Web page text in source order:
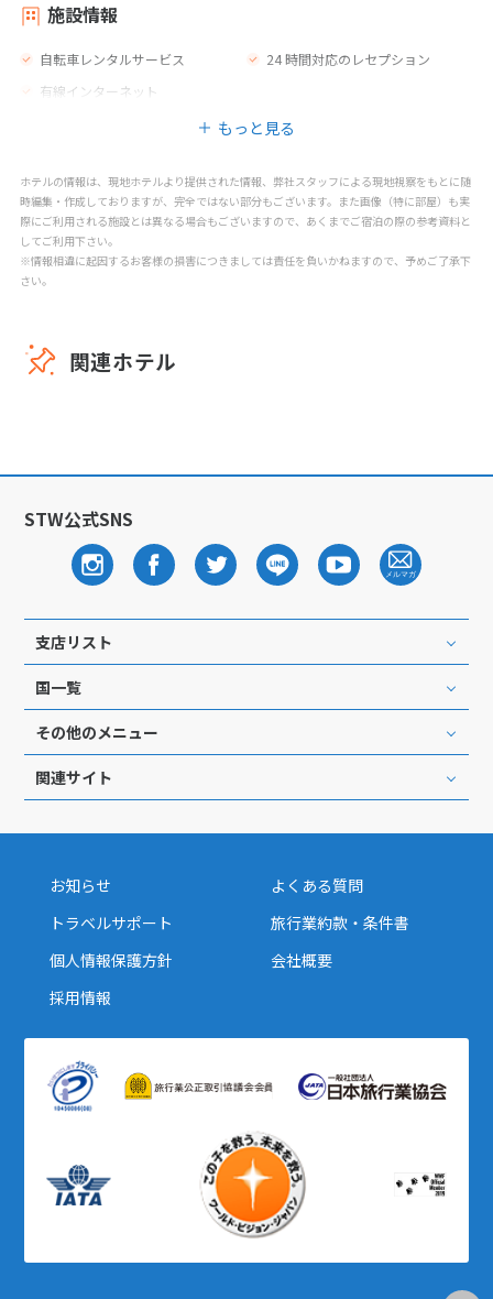
施設情報
自転車レンタルサービス
24 時間対応のレセプション
有線インターネット
もっと見る
ホテルの情報は、現地ホテルより提供された情報、弊社スタッフによる現地視察をもとに随
時編集・作成しておりますが、完全ではない部分もございます。また画像（特に部屋）も実
際にご利用される施設とは異なる場合もございますので、あくまでご宿泊の際の参考資料と
してご利用下さい。
※情報相違に起因するお客様の損害につきましては責任を負いかねますので、予めご了承下
さい。
関連ホテル
STW公式SNS
支店リスト
国一覧
その他のメニュー
関連サイト
お知らせ
よくある質問
トラベルサポート
旅行業約款・条件書
個人情報保護方針
会社概要
採用情報